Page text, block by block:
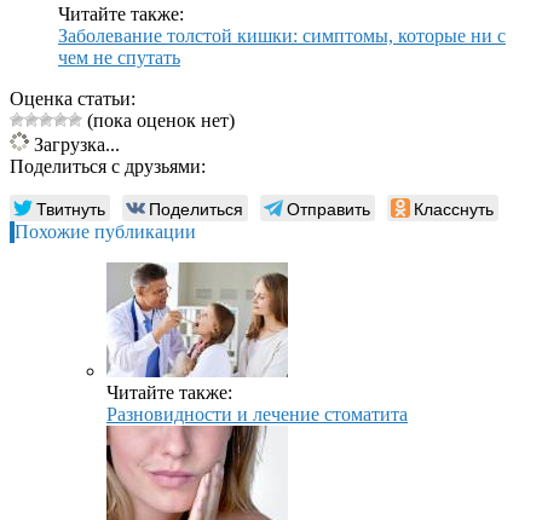
Читайте также:
Заболевание толстой кишки: симптомы, которые ни с
чем не спутать
Оценка статьи:
(пока оценок нет)
Загрузка...
Поделиться с друзьями:
Твитнуть Поделиться Отправить Класснуть
Похожие публикации
Читайте также:
Разновидности и лечение стоматита